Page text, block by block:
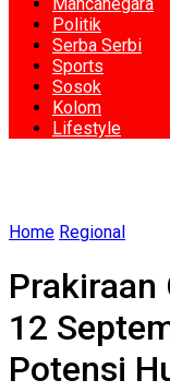
Politik
Serba Serbi
Sports
Sosok
Kolom
Lifestyle
Home Regional
Prakiraan
12
Potensi